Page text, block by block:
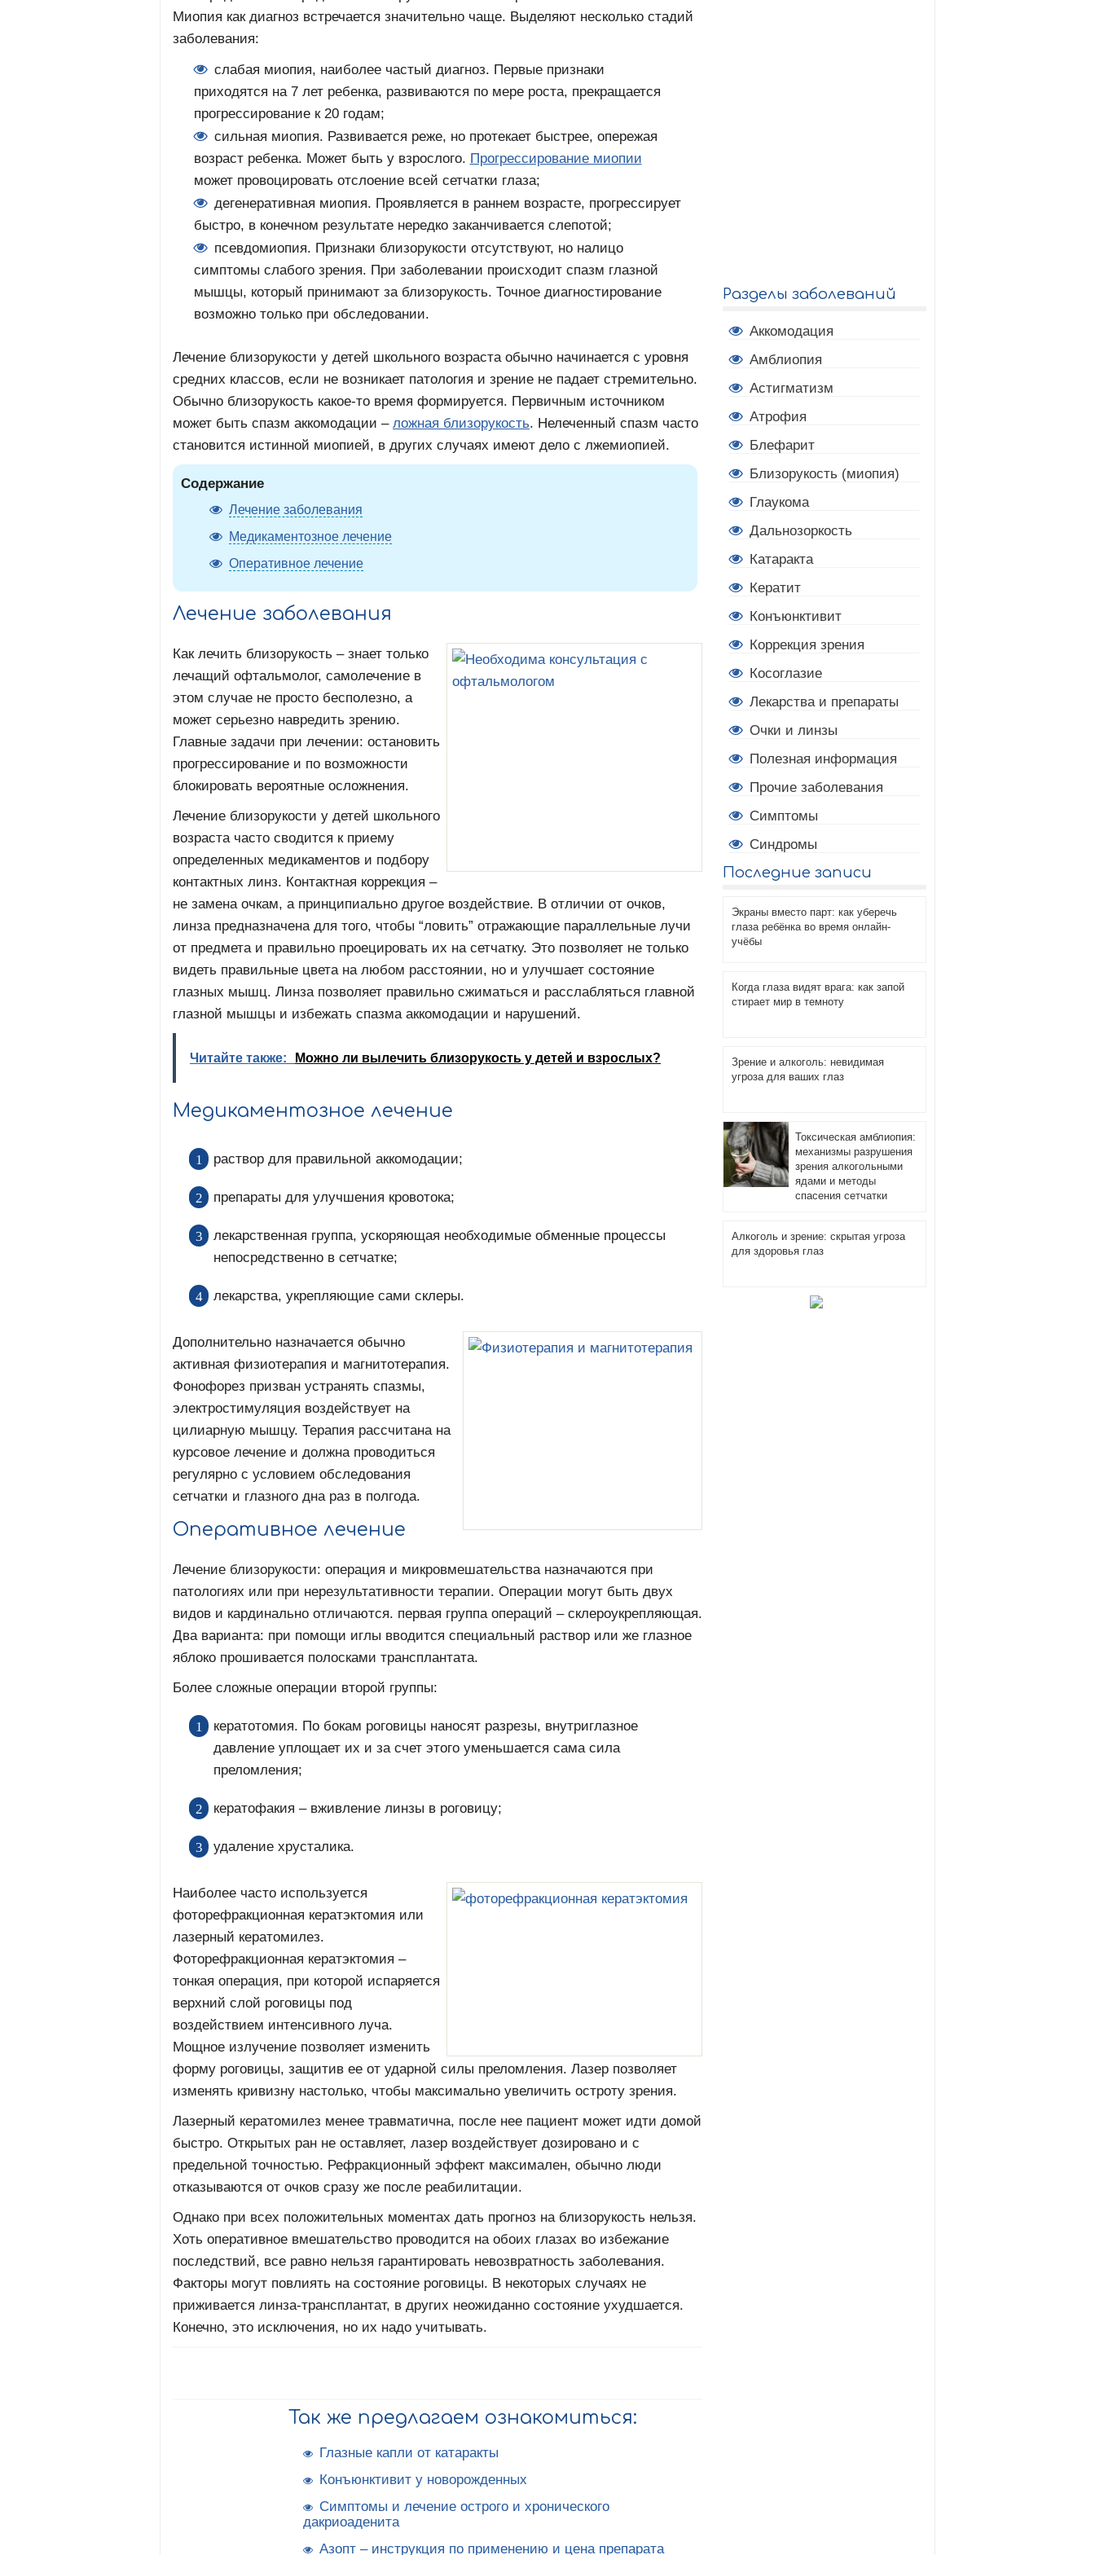
Миопия как диагноз встречается значительно чаще. Выделяют несколько стадий
заболевания:
слабая миопия, наиболее частый диагноз. Первые признаки
приходятся на 7 лет ребенка, развиваются по мере роста, прекращается
прогрессирование к 20 годам;
сильная миопия. Развивается реже, но протекает быстрее, опережая
возраст ребенка. Может быть у взрослого. Прогрессирование миопии
может провоцировать отслоение всей сетчатки глаза;
дегенеративная миопия. Проявляется в раннем возрасте, прогрессирует
быстро, в конечном результате нередко заканчивается слепотой;
псевдомиопия. Признаки близорукости отсутствуют, но налицо
симптомы слабого зрения. При заболевании происходит спазм глазной
мышцы, который принимают за близорукость. Точное диагностирование
возможно только при обследовании.
Лечение близорукости у детей школьного возраста обычно начинается с уровня
средних классов, если не возникает патология и зрение не падает стремительно.
Обычно близорукость какое-то время формируется. Первичным источником
может быть спазм аккомодации – ложная близорукость. Нелеченный спазм часто
становится истинной миопией, в других случаях имеют дело с лжемиопией.
Содержание
Лечение заболевания
Медикаментозное лечение
Оперативное лечение
Лечение заболевания
Как лечить близорукость – знает только
лечащий офтальмолог, самолечение в
этом случае не просто бесполезно, а
может серьезно навредить зрению.
Главные задачи при лечении: остановить
прогрессирование и по возможности
блокировать вероятные осложнения.
Лечение близорукости у детей школьного
возраста часто сводится к приему
определенных медикаментов и подбору
контактных линз. Контактная коррекция –
не замена очкам, а принципиально другое воздействие. В отличии от очков,
линза предназначена для того, чтобы “ловить” отражающие параллельные лучи
от предмета и правильно проецировать их на сетчатку. Это позволяет не только
видеть правильные цвета на любом расстоянии, но и улучшает состояние
глазных мышц. Линза позволяет правильно сжиматься и расслабляться главной
глазной мышцы и избежать спазма аккомодации и нарушений.
Читайте также: Можно ли вылечить близорукость у детей и взрослых?
Медикаментозное лечение
раствор для правильной аккомодации;
препараты для улучшения кровотока;
лекарственная группа, ускоряющая необходимые обменные процессы
непосредственно в сетчатке;
лекарства, укрепляющие сами склеры.
Дополнительно назначается обычно
активная физиотерапия и магнитотерапия.
Фонофорез призван устранять спазмы,
электростимуляция воздействует на
цилиарную мышцу. Терапия рассчитана на
курсовое лечение и должна проводиться
регулярно с условием обследования
сетчатки и глазного дна раз в полгода.
Оперативное лечение
Лечение близорукости: операция и микровмешательства назначаются при
патологиях или при нерезультативности терапии. Операции могут быть двух
видов и кардинально отличаются. первая группа операций – склероукрепляющая.
Два варианта: при помощи иглы вводится специальный раствор или же глазное
яблоко прошивается полосками трансплантата.
Более сложные операции второй группы:
кератотомия. По бокам роговицы наносят разрезы, внутриглазное
давление уплощает их и за счет этого уменьшается сама сила
преломления;
кератофакия – вживление линзы в роговицу;
удаление хрусталика.
Наиболее часто используется
фоторефракционная кератэктомия или
лазерный кератомилез.
Фоторефракционная кератэктомия –
тонкая операция, при которой испаряется
верхний слой роговицы под
воздействием интенсивного луча.
Мощное излучение позволяет изменить
форму роговицы, защитив ее от ударной силы преломления. Лазер позволяет
изменять кривизну настолько, чтобы максимально увеличить остроту зрения.
Лазерный кератомилез менее травматична, после нее пациент может идти домой
быстро. Открытых ран не оставляет, лазер воздействует дозировано и с
предельной точностью. Рефракционный эффект максимален, обычно люди
отказываются от очков сразу же после реабилитации.
Однако при всех положительных моментах дать прогноз на близорукость нельзя.
Хоть оперативное вмешательство проводится на обоих глазах во избежание
последствий, все равно нельзя гарантировать невозвратность заболевания.
Факторы могут повлиять на состояние роговицы. В некоторых случаях не
приживается линза-трансплантат, в других неожиданно состояние ухудшается.
Конечно, это исключения, но их надо учитывать.
Так же предлагаем ознакомиться:
Глазные капли от катаракты
Конъюнктивит у новорожденных
Симптомы и лечение острого и хронического
дакриоаденита
Азопт – инструкция по применению и цена препарата
Разделы заболеваний
Аккомодация
Амблиопия
Астигматизм
Атрофия
Блефарит
Близорукость (миопия)
Глаукома
Дальнозоркость
Катаракта
Кератит
Конъюнктивит
Коррекция зрения
Косоглазие
Лекарства и препараты
Очки и линзы
Полезная информация
Прочие заболевания
Симптомы
Синдромы
Последние записи
Экраны вместо парт: как уберечь
глаза ребёнка во время онлайн-
учёбы
Когда глаза видят врага: как запой
стирает мир в темноту
Зрение и алкоголь: невидимая
угроза для ваших глаз
Токсическая амблиопия:
механизмы разрушения
зрения алкогольными
ядами и методы
спасения сетчатки
Алкоголь и зрение: скрытая угроза
для здоровья глаз